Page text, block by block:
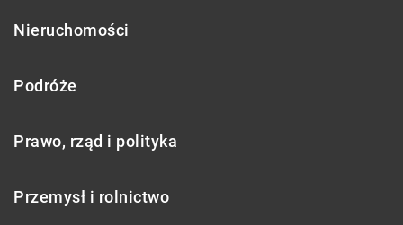
Nieruchomości
Podróże
Prawo, rząd i polityka
Przemysł i rolnictwo